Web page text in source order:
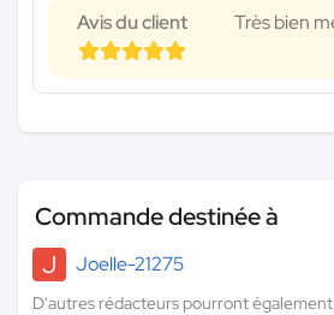
Avis du client Très bien
Commande destinée à
J
Joelle-21275
D'autres rédacteurs pourront